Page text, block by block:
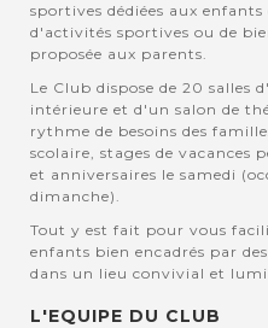
sportives dédiées aux
d'activités sportives ou de
proposée aux parents.
Le Club dispose de 20 salles
intérieure et d'un salon de
rythme de besoins des
scolaire, stages de vacances
et anniversaires le samedi
dimanche).
Tout y est fait pour vous
enfants bien encadrés par
dans un lieu convivial et
L'EQUIPE DU CLUB